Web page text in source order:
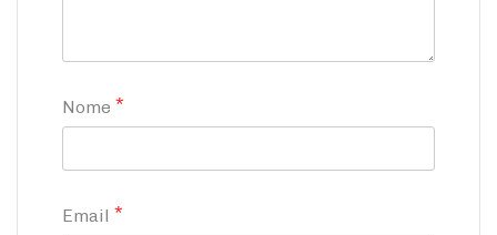
Nome *
Email *